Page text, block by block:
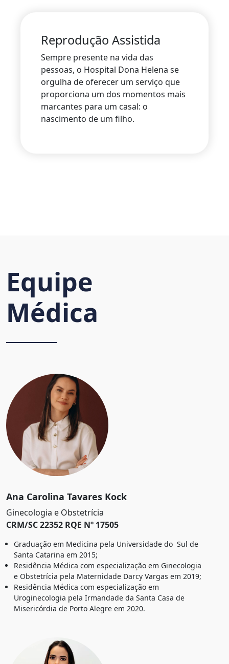
Reprodução Assistida
Sempre presente na vida das
pessoas, o Hospital Dona Helena se
orgulha de oferecer um serviço que
proporciona um dos momentos mais
marcantes para um casal: o
nascimento de um filho.
Equipe
Médica
Ana Carolina Tavares Kock
Ginecologia e Obstetrícia
CRM/SC 22352 RQE Nº 17505
Graduação em Medicina pela Universidade do Sul de
Santa Catarina em 2015;
Residência Médica com especialização em Ginecologia
e Obstetrícia pela Maternidade Darcy Vargas em 2019;
Residência Médica com especialização em
Uroginecologia pela Irmandade da Santa Casa de
Misericórdia de Porto Alegre em 2020.